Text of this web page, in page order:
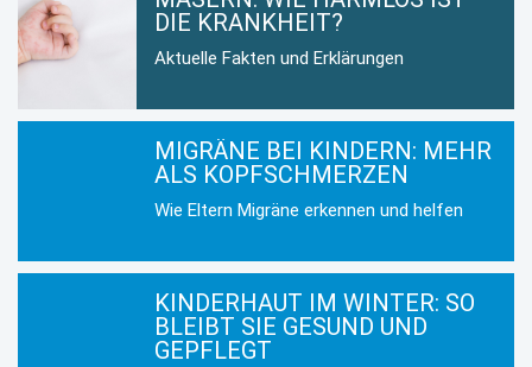
DIE KRANKHEIT?
Aktuelle Fakten und Erklärungen
MIGRÄNE BEI KINDERN: MEHR
ALS KOPFSCHMERZEN
Wie Eltern Migräne erkennen und helfen
KINDERHAUT IM WINTER: SO
BLEIBT SIE GESUND UND
GEPFLEGT